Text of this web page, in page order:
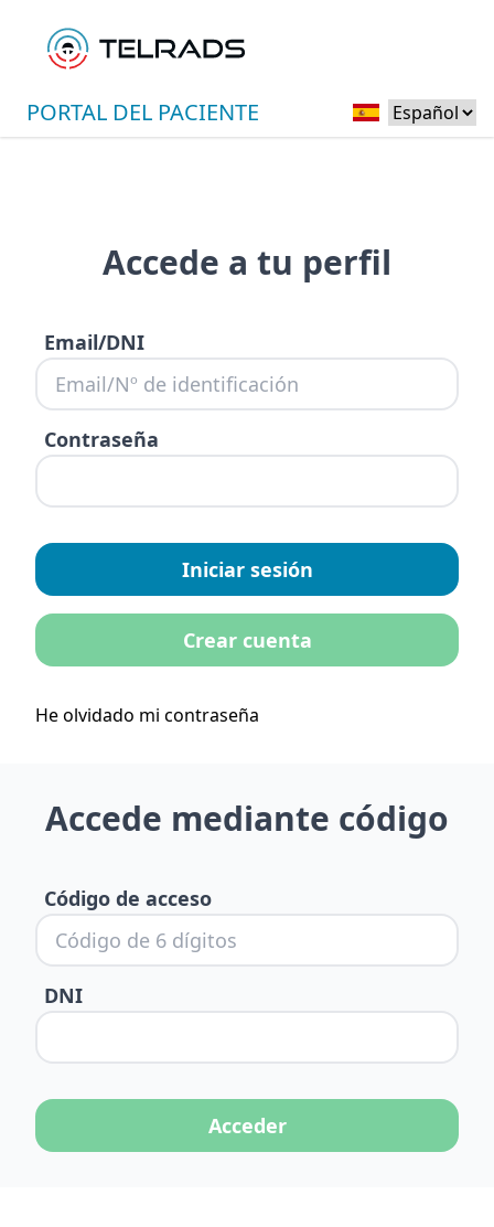
PORTAL DEL PACIENTE
Accede a tu perfil
Email/DNI
Contraseña
Iniciar sesión
Crear cuenta
He olvidado mi contraseña
Accede mediante código
Código de acceso
DNI
Acceder